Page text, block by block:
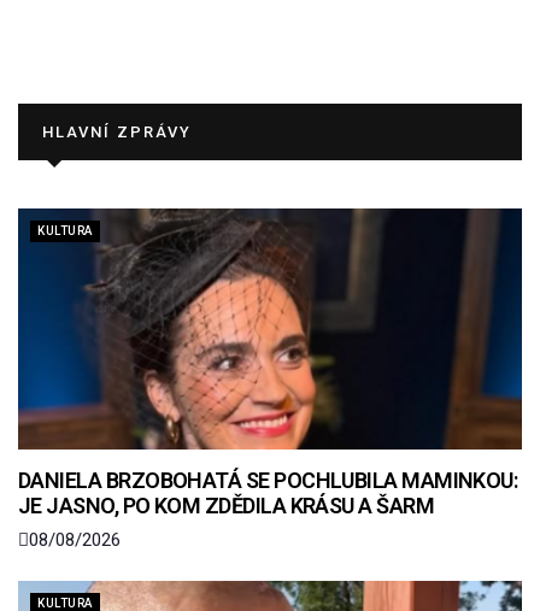
HLAVNÍ ZPRÁVY
KULTURA
DANIELA BRZOBOHATÁ SE POCHLUBILA MAMINKOU:
JE JASNO, PO KOM ZDĚDILA KRÁSU A ŠARM
08/08/2026
KULTURA